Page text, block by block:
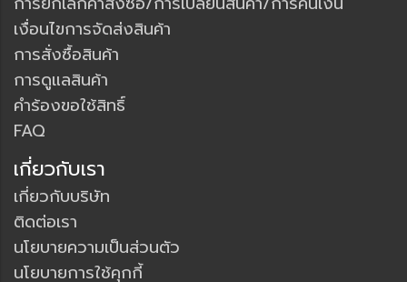
เงื่อนไขการจัดส่งสินค้า
การสั่งซื้อสินค้า
การดูแลสินค้า
คำร้องขอใช้สิทธิ์
FAQ
เกี่ยวกับเรา
เกี่ยวกับบริษัท
ติดต่อเรา
นโยบายความเป็นส่วนตัว
นโยบายการใช้คุกกี้